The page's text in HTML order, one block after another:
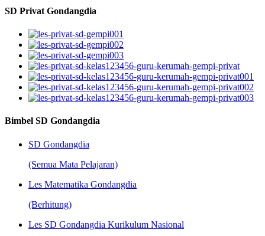
SD Privat Gondangdia
Bimbel SD Gondangdia
SD Gondangdia
(Semua Mata Pelajaran)
Les Matematika Gondangdia
(Berhitung)
Les SD Gondangdia Kurikulum Nasional